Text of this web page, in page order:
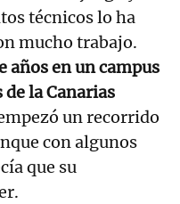
técnicos lo ha
mucho trabajo.
años en un campus
la Canarias
un recorrido
con algunos
que su